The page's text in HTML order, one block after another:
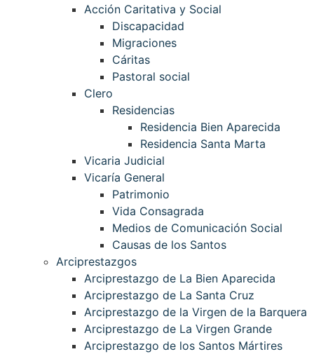
Acción Caritativa y Social
Discapacidad
Migraciones
Cáritas
Pastoral social
Clero
Residencias
Residencia Bien Aparecida
Residencia Santa Marta
Vicaria Judicial
Vicaría General
Patrimonio
Vida Consagrada
Medios de Comunicación Social
Causas de los Santos
Arciprestazgos
Arciprestazgo de La Bien Aparecida
Arciprestazgo de La Santa Cruz
Arciprestazgo de la Virgen de la Barquera
Arciprestazgo de La Virgen Grande
Arciprestazgo de los Santos Mártires